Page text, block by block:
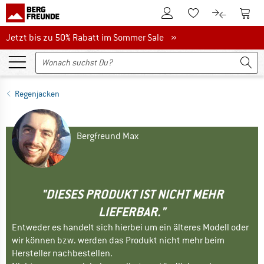
Zum KundenkontoZum Merkzettel.
Zum Zum
Jetzt bis zu 50% Rabatt im Sommer Sale
Jetzt bis zu 50% Rabatt im Sommer Sale »
Regenjacken
Bergfreund Max
"DIESES PRODUKT IST NICHT MEHR
LIEFERBAR."
Entweder es handelt sich hierbei um ein älteres Modell oder
wir können bzw. werden das Produkt nicht mehr beim
Hersteller nachbestellen.